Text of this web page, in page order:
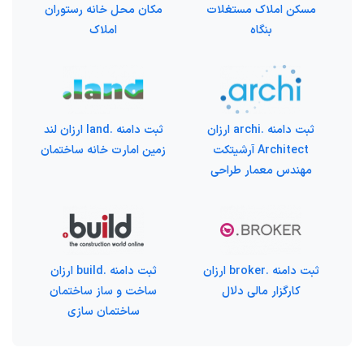
مسکن املاک مستغلات
بنگاه
مکان محل خانه رستوران
املاک
ثبت دامنه .archi ارزان
Architect آرشیتکت
مهندس معمار طراحی
ثبت دامنه .land ارزان لند
زمین امارت خانه ساختمان
ثبت دامنه .broker ارزان
کارگزار مالی دلال
ثبت دامنه .build ارزان
ساخت و ساز ساختمان
ساختمان سازی